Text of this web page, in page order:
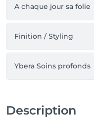
A chaque jour sa folie
Finition / Styling
Ybera Soins profonds
Description